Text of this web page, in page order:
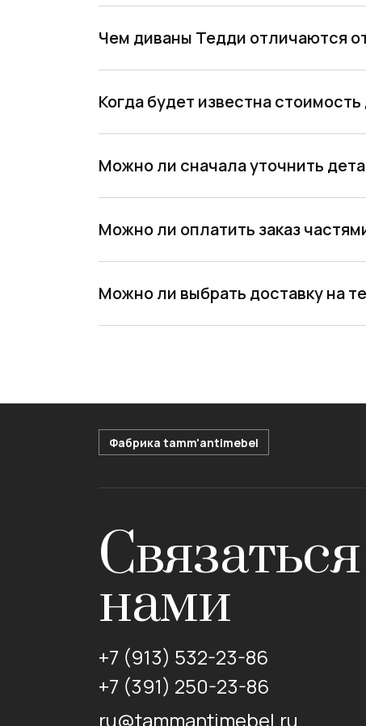
Чем диваны Тедди отличаются
Когда будет известна стоимость
Можно ли сначала уточнить
Можно ли оплатить заказ
Можно ли выбрать доставку на
Фабрика tamm'antimebel
нами
+7 (913) 532-23-86
+7 (391) 250-23-86
ru@tammantimebel.ru